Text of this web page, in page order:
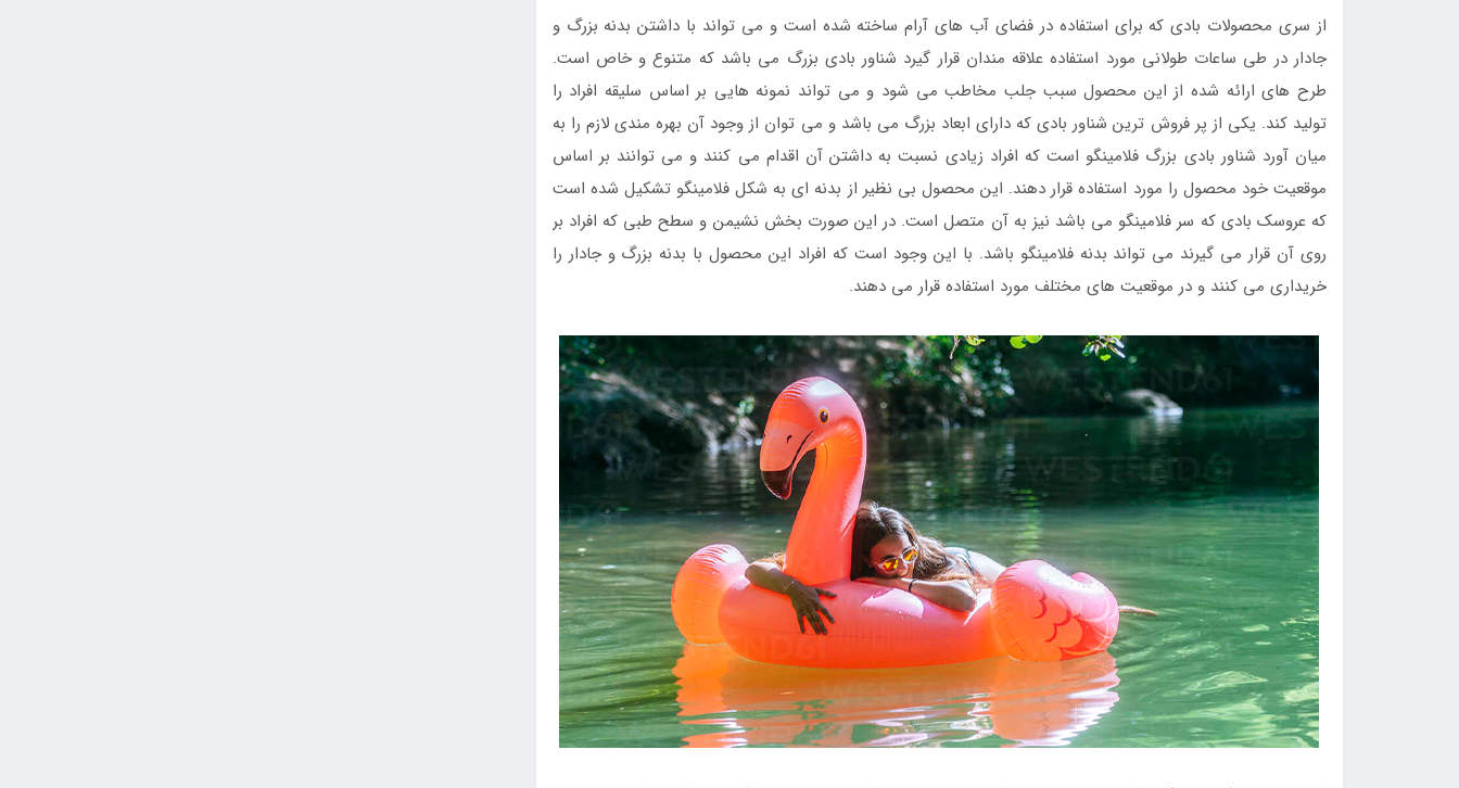
از سری محصولات بادی که برای استفاده در فضای آب های آرام ساخته شده است و می تواند با داشتن بدنه بزرگ و
جادار در طی ساعات طولانی مورد استفاده علاقه مندان قرار گیرد شناور بادی بزرگ می باشد که متنوع و خاص است.
طرح های ارائه شده از این محصول سبب جلب مخاطب می شود و می تواند نمونه هایی بر اساس سلیقه افراد را
تولید کند. یکی از پر فروش ترین شناور بادی که دارای ابعاد بزرگ می باشد و می توان از وجود آن بهره مندی لازم را به
میان آورد شناور بادی بزرگ فلامینگو است که افراد زیادی نسبت به داشتن آن اقدام می کنند و می توانند بر اساس
موقعیت خود محصول را مورد استفاده قرار دهند. این محصول بی نظیر از بدنه ای به شکل فلامینگو تشکیل شده است
که عروسک بادی که سر فلامینگو می باشد نیز به آن متصل است. در این صورت بخش نشیمن و سطح طبی که افراد بر
روی آن قرار می گیرند می تواند بدنه فلامینگو باشد. با این وجود است که افراد این محصول با بدنه بزرگ و جادار را
خریداری می کنند و در موقعیت های مختلف مورد استفاده قرار می دهند.